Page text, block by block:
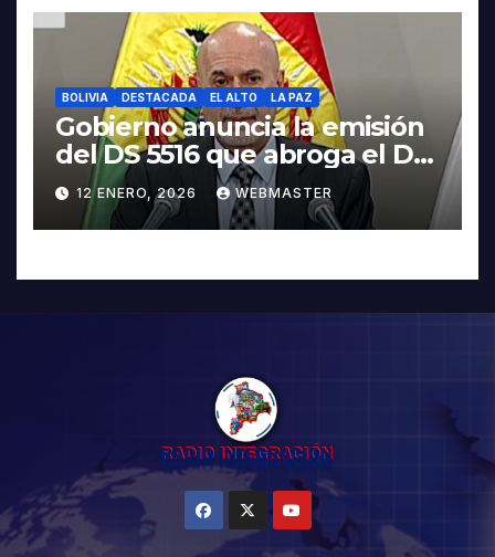
BOLIVIA DESTACADA EL ALTO LA PAZ
Gobierno anuncia la emisión
del DS 5516 que abroga el DS
5503
12 ENERO, 2026 WEBMASTER